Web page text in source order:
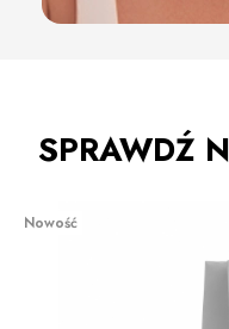
SPRAWDŹ
Nowość